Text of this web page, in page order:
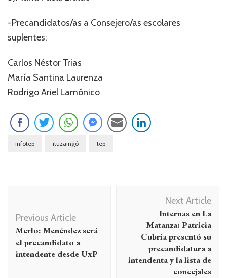
-Precandidatos/as a Consejero/as escolares
suplentes:
Carlos Néstor Trias
María Santina Laurenza
Rodrigo Ariel Lamónico
infotep ituzaingó tep
entradas
Previous Article
Merlo: Menéndez será
el precandidato a
intendente desde UxP
Next Article
Internas en La
Matanza: Patricia
Cubria presentó su
precandidatura a
intendenta y la lista de
concejales